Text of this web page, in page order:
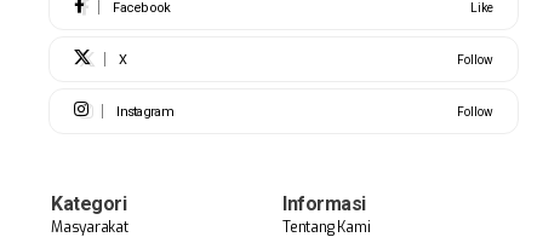
Facebook Like
X Follow
Instagram Follow
Kategori
Masyarakat
Informasi
Tentang Kami